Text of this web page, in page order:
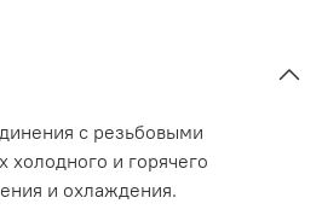
с резьбовыми
холодного и горячего
и охлаждения.